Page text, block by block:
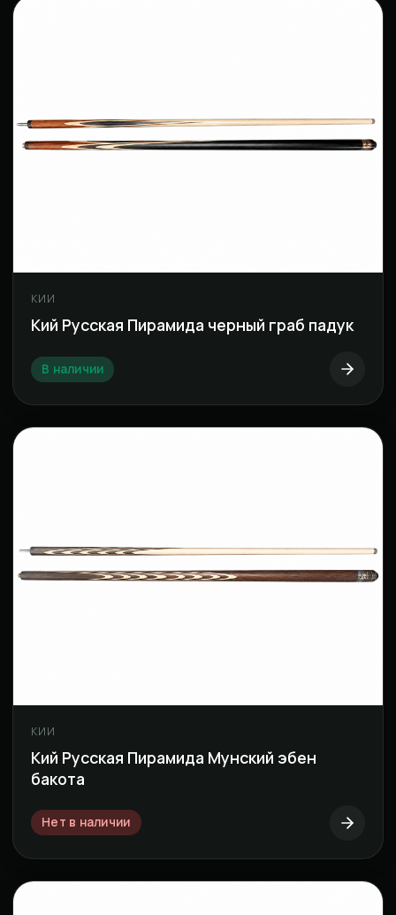
КИИ
Кий Русская Пирамида черный граб падук
В наличии
КИИ
Кий Русская Пирамида Мунский эбен
бакота
Нет в наличии